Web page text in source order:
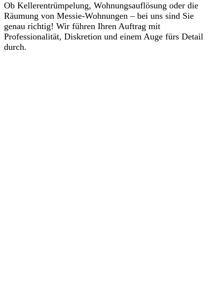
Ob Kellerentrümpelung, Wohnungsauflösung oder die
Räumung von Messie-Wohnungen – bei uns sind Sie
genau richtig! Wir führen Ihren Auftrag mit
Professionalität, Diskretion und einem Auge fürs Detail
durch.